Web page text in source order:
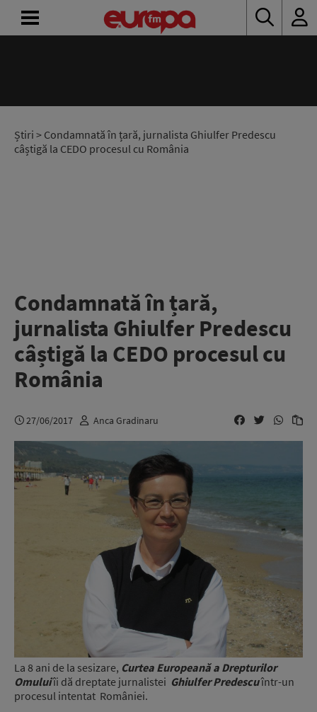
Știri > Condamnată în țară, jurnalista Ghiulfer Predescu
câștigă la CEDO procesul cu România
Condamnată în țară,
jurnalista Ghiulfer Predescu
câștigă la CEDO procesul cu
România
27/06/2017 Anca Gradinaru
La 8 ani de la sesizare, Curtea Europeană a Drepturilor
Omuluiîi dă dreptate jurnalistei Ghiulfer Predescuîntr-un
procesul intentat României.
RADIO